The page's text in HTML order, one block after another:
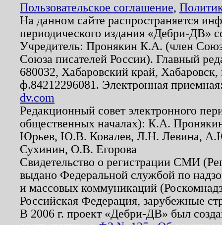
Пользовательское соглашение,
На данном сайте распространяется
периодического издания «Дебри-ДВ»
Учредитель: Пронякин К.А. (член
Союза писателей России). Главный
680032, Хабаровский край,
ф.84212296081. Электронная
dv.com
Редакционный совет электронного
общественных началах): К.А.
Юрьев, Ю.В. Ковалев, Л.Н. Левина,
Сухинин, О.В. Егорова
Свидетельство о регистрации СМИ
выдано Федеральной службой по
и массовых коммуникаций
Российская Федерация, зарубежные
В 2006 г. проект «Дебри-ДВ» был